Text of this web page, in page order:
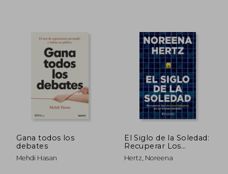
Gana todos los
debates
Mehdi Hasan
El Siglo de la Soledad:
Recuperar Los
Vínculos Humanos
En Un Mundo
Hertz, Noreena